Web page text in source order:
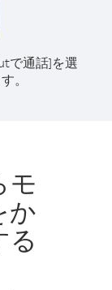
で通話]を選
。
モ
か
る